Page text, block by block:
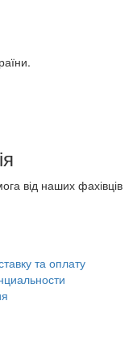
від наших фахівців
та оплату